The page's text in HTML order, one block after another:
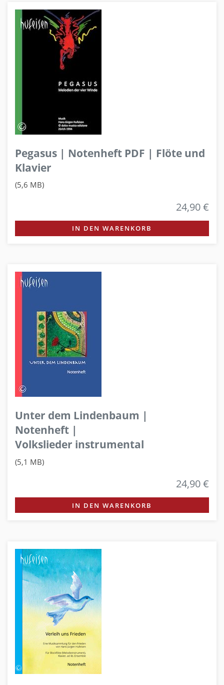
Pegasus | Notenheft PDF | Flöte und
Klavier
(5,6 MB)
24,90 €
IN DEN WARENKORB
Unter dem Lindenbaum |
Notenheft |
Volkslieder instrumental
(5,1 MB)
24,90 €
IN DEN WARENKORB